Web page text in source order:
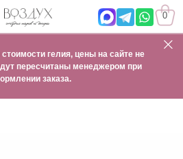
0
гелия, цены на сайте не
пересчитаны менеджером при
заказа.